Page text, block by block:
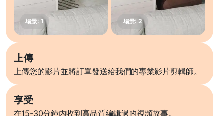
上傳
上傳您的影片並將訂單發送給我們的專業影片剪輯師。
享受
在15-30分鐘內收到高品質編輯過的視頻故事。